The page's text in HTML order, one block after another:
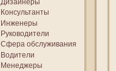
Дизайнеры
Консультанты
Инженеры
Руководители
Сфера обслуживания
Водители
Менеджеры